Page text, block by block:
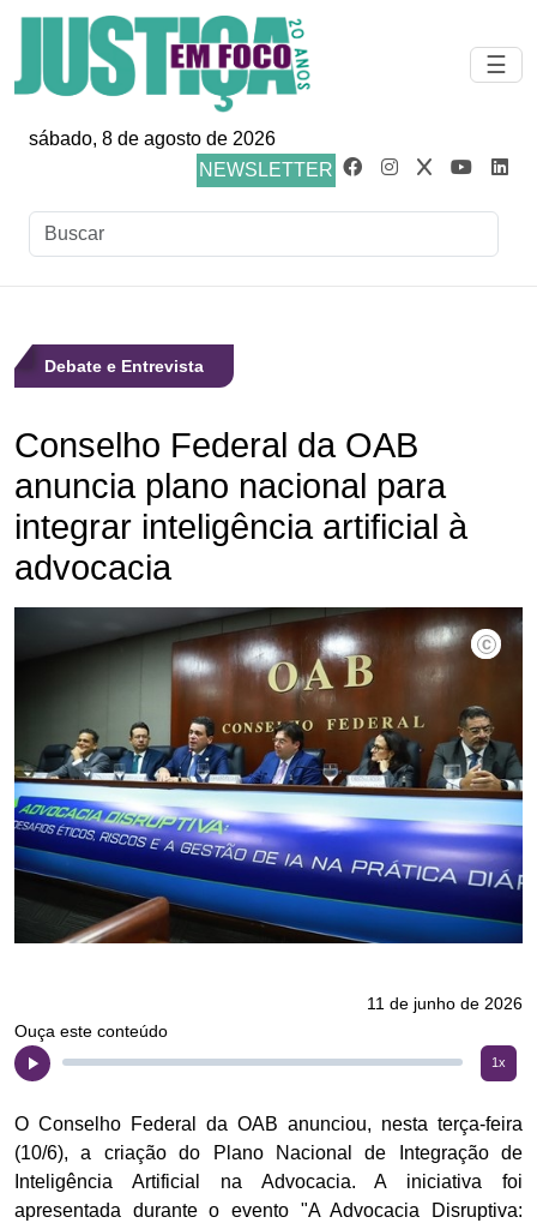
☰
sábado, 8 de agosto de 2026
NEWSLETTER
Debate e Entrevista
Conselho Federal da OAB
anuncia plano nacional para
integrar inteligência artificial à
advocacia
Eugênio
11 de junho de 2026
Ouça este conteúdo
1x
O Conselho Federal da OAB anunciou, nesta terça-feira
(10/6), a criação do Plano Nacional de Integração de
Inteligência Artificial na Advocacia. A iniciativa foi
apresentada durante o evento "A Advocacia Disruptiva: